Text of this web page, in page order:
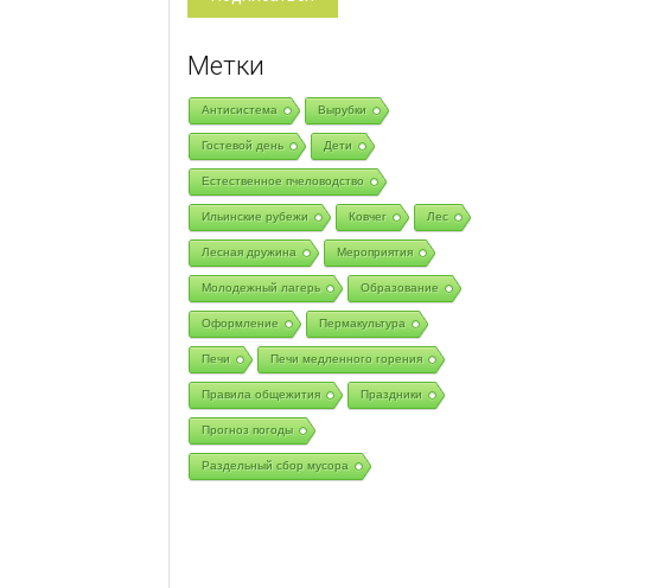
Метки
Антисистема Вырубки
Гостевой день Дети
Естественное пчеловодство
Ильинские рубежи Ковчег Лес
Лесная дружина Мероприятия
Молодежный лагерь Образование
Оформление Пермакультура
Печи Печи медленного горения
Правила общежития Праздники
Прогноз погоды
Раздельный сбор мусора